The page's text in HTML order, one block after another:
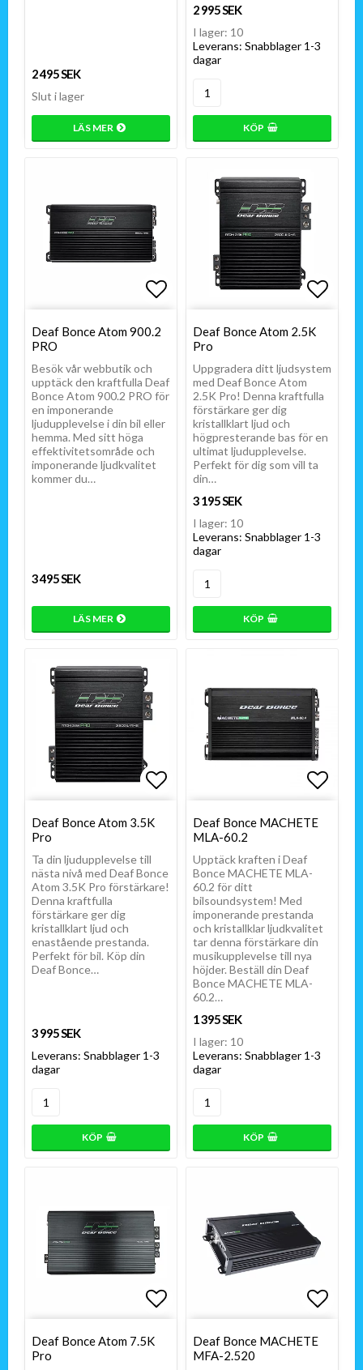
2 495 SEK
Slut i lager
LÄS MER
2 995 SEK
I lager: 10
Leverans: Snabblager 1-3
dagar
KÖP
Lägg till i favoritlistan
Lägg till i favoritlistan
Deaf Bonce Atom 900.2
PRO
Besök vår webbutik och
upptäck den kraftfulla Deaf
Bonce Atom 900.2 PRO för
en imponerande
ljudupplevelse i din bil eller
hemma. Med sitt höga
effektivitetsområde och
imponerande ljudkvalitet
kommer du…
3 495 SEK
LÄS MER
Lägg
Lägg
Deaf Bonce Atom 2.5K
Pro
Uppgradera ditt ljudsystem
med Deaf Bonce Atom
2.5K Pro! Denna kraftfulla
förstärkare ger dig
kristallklart ljud och
högpresterande bas för en
ultimat ljudupplevelse.
Perfekt för dig som vill ta
din…
3 195 SEK
I lager: 10
Leverans: Snabblager 1-3
dagar
KÖP
Lägg till i favoritlistan
Lägg till i favoritlistan
Deaf Bonce Atom 3.5K
Pro
Ta din ljudupplevelse till
nästa nivå med Deaf Bonce
Atom 3.5K Pro förstärkare!
Denna kraftfulla
förstärkare ger dig
kristallklart ljud och
enastående prestanda.
Perfekt för bil. Köp din
Deaf Bonce…
3 995 SEK
Leverans: Snabblager 1-3
dagar
KÖP
Lägg
Lägg
Deaf Bonce MACHETE
MLA-60.2
Upptäck kraften i Deaf
Bonce MACHETE MLA-
60.2 för ditt
bilsoundsystem! Med
imponerande prestanda
och kristallklar ljudkvalitet
tar denna förstärkare din
musikupplevelse till nya
höjder. Beställ din Deaf
Bonce MACHETE MLA-
60.2…
1 395 SEK
I lager: 10
Leverans: Snabblager 1-3
dagar
KÖP
Lägg till i favoritlistan
Lägg till i favoritlistan
Deaf Bonce Atom 7.5K
Pro
Lägg
Deaf Bonce MACHETE
MFA-2.520